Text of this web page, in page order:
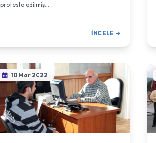
protesto edilmiş...
İNCELE
10 Mar 2022